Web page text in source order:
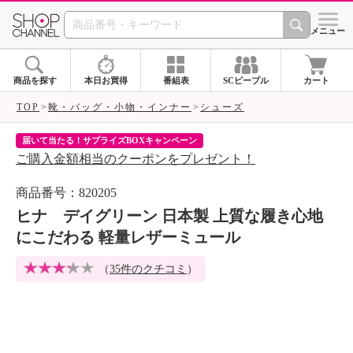
SHOP CHANNEL シメニュー
商品を探す 本日お買得 番組表 SCピープル カート
TOP 靴・バッグ・小物・インナー シューズ
届いて当たる！サプライズBOXキャンペーン
ご購入金額相当のクーポンをプレゼント！
商品番号：820205
ヒナ デイグリーン 日本製 上質な履き心地
にこだわる 軽量レザーミュール
（35件のクチコミ ）